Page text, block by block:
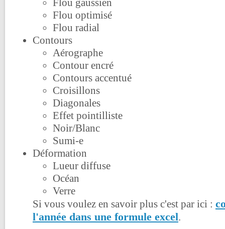
Flou optimisé
Flou radial
Contours
Aérographe
Contour encré
Contours accentué
Croisillons
Diagonales
Effet pointilliste
Noir/Blanc
Sumi-e
Déformation
Lueur diffuse
Océan
Verre
Si vous voulez en savoir plus c'est par ici :
l'année dans une formule excel.